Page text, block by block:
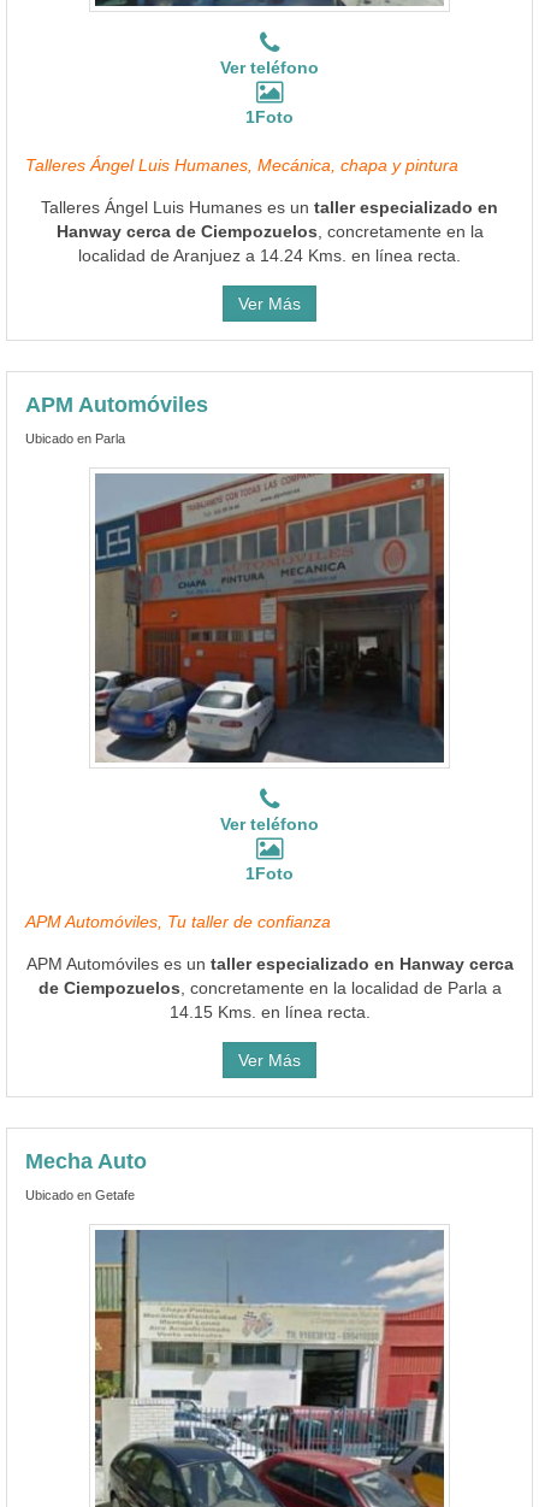
Ver teléfono
1Foto
Talleres Ángel Luis Humanes, Mecánica, chapa y pintura
Talleres Ángel Luis Humanes es un taller especializado en
Hanway cerca de Ciempozuelos , concretamente en la
localidad de Aranjuez a 14.24 Kms. en línea recta.
Ver Más
APM Automóviles
Ubicado en Parla
Ver teléfono
1Foto
APM Automóviles, Tu taller de confianza
APM Automóviles es un taller especializado en Hanway cerca
de Ciempozuelos , concretamente en la localidad de Parla a
14.15 Kms. en línea recta.
Ver Más
Mecha Auto
Ubicado en Getafe